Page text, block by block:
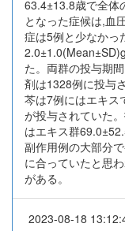
63.4±13.8歳で全体
となった症候は,血
症は5例と少なかっ
た。両群の投与期
剤は1328例に投与
芩は7例にはエキス
が投与されていた
はエキス群
副作用例の大部分
に合っていたと思
がある。
2023-08-18